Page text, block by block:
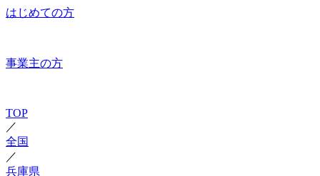
はじめての方
事業主の方
TOP
／
全国
／
兵庫県